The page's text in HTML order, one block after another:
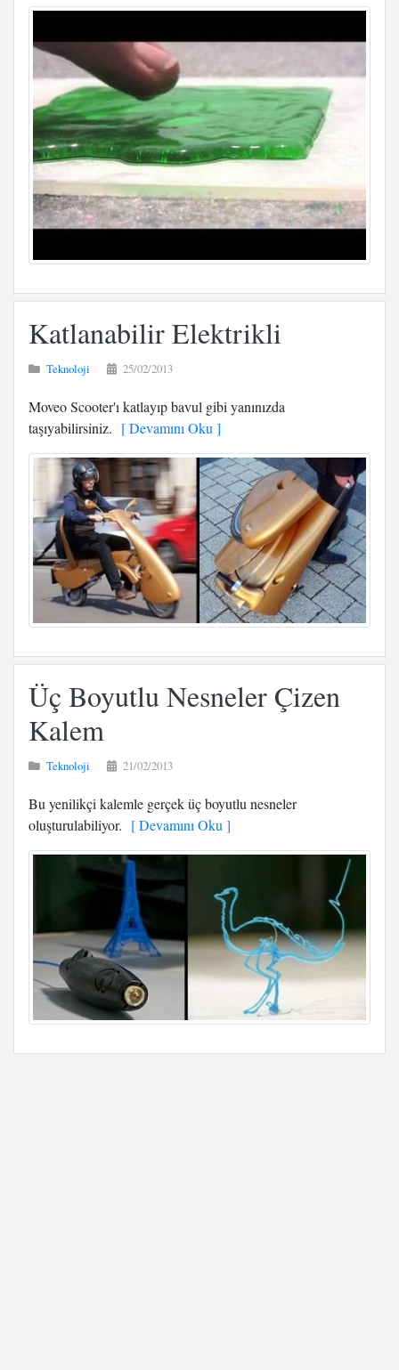
Katlanabilir Elektrikli
Teknoloji 25/02/2013
Moveo Scooter'ı katlayıp bavul gibi yanınızda
taşıyabilirsiniz. [ Devamını Oku ]
Üç Boyutlu Nesneler Çizen
Kalem
Teknoloji 21/02/2013
Bu yenilikçi kalemle gerçek üç boyutlu nesneler
oluşturulabiliyor. [ Devamını Oku ]